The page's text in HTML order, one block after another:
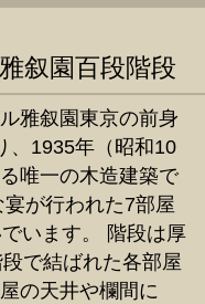
叙園百段階段
雅叙園東京の前身
、1935年（昭和10
唯一の木造建築で
が行われた7部屋
います。 階段は厚
で結ばれた各部屋
の天井や欄間に